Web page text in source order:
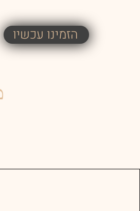
הזמינו עכשיו